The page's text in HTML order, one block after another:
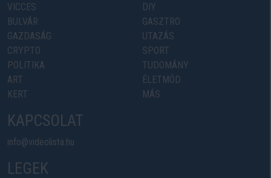
VICCES
BULVÁR
GAZDASÁG
CRYPTO
POLITIKA
ART
KERT
DIY
GASZTRO
UTAZÁS
SPORT
TUDOMÁNY
ÉLETMÓD
MÁS
KAPCSOLAT
info@videolista.hu
LEGEK